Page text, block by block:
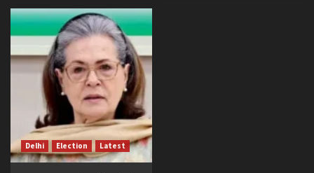
Delhi Election Latest